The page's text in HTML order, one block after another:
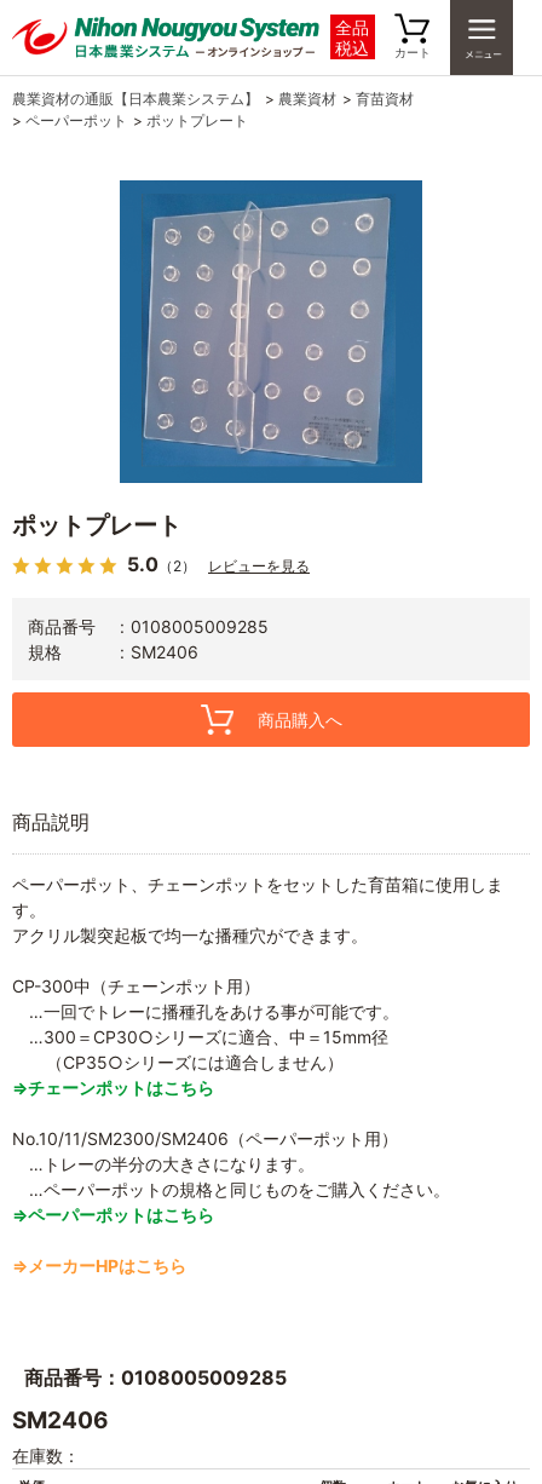
全品
税込
カート
農業資材の通販【日本農業システム】 > 農業資材 > 育苗資材
> ペーパーポット > ポットプレート
ポットプレート
5.0 （2） レビューを見る
商品番号
0108005009285
規格
SM2406
商品購入へ
商品説明
ペーパーポット、チェーンポットをセットした育苗箱に使用しま
す。
アクリル製突起板で均一な播種穴ができます。
CP-300中（チェーンポット用）
…一回でトレーに播種孔をあける事が可能です。
…300＝CP30○シリーズに適合、中＝15mm径
（CP35○シリーズには適合しません）
⇒チェーンポットはこちら
No.10/11/SM2300/SM2406（ペーパーポット用）
…トレーの半分の大きさになります。
…ペーパーポットの規格と同じものをご購入ください。
⇒ペーパーポットはこちら
⇒メーカーHPはこちら
商品番号：0108005009285
SM2406
在庫数：